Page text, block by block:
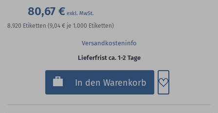
80,67 €
8.920 Etiketten (9,04 € je 1.000 Etiketten)
Versandkosteninfo
Lieferfrist ca. 1-2 Tage
In den Warenkorb Zum